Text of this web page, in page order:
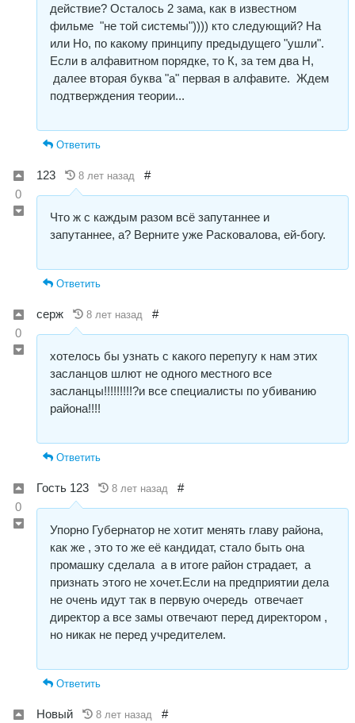
действие? Осталось 2 зама, как в известном
фильме "не той системы")))) кто следующий? На
или Но, по какому принципу предыдущего "ушли".
Если в алфавитном порядке, то К, за тем два Н,
далее вторая буква "а" первая в алфавите. Ждем
подтверждения теории...
Ответить
0
123 8 лет назад #
Что ж с каждым разом всё запутаннее и
запутаннее, а? Верните уже Расковалова, ей-богу.
Ответить
0
серж 8 лет назад #
хотелось бы узнать с какого перепугу к нам этих
засланцов шлют не одного местного все
засланцы!!!!!!!!!?и все специалисты по убиванию
района!!!!
Ответить
0
Гость 123 8 лет назад #
Упорно Губернатор не хотит менять главу района,
как же , это то же её кандидат, стало быть она
промашку сделала а в итоге район страдает, а
признать этого не хочет.Если на предприятии дела
не очень идут так в первую очередь отвечает
директор а все замы отвечают перед директором ,
но никак не перед учредителем.
Ответить
Новый 8 лет назад #